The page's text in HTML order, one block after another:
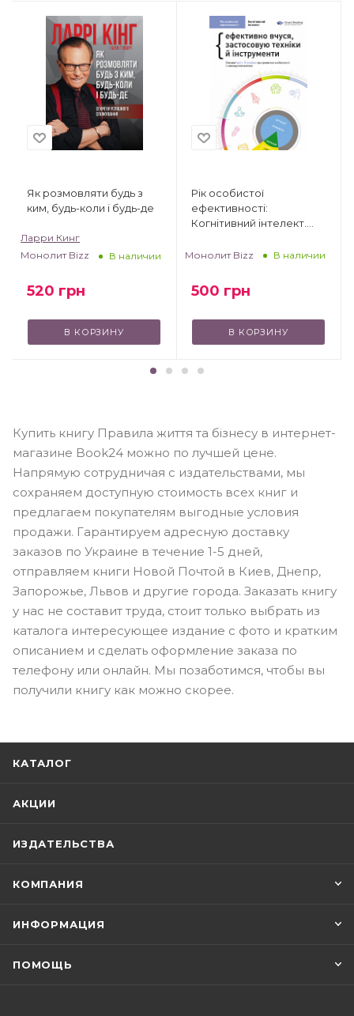
Як розмовляти будь з
ким, будь-коли і будь-де
Ларри Кинг
Монолит Bizz
В наличии
520 грн
В КОРЗИНУ
Рік особистої
ефективності:
Когнітивний інтелект.
Монолит Bizz В наличии
500 грн
В КОРЗИНУ
Купить книгу Правила життя та бізнесу в интернет-
магазине Book24 можно по лучшей цене.
Напрямую сотрудничая с издательствами, мы
сохраняем доступную стоимость всех книг и
предлагаем покупателям выгодные условия
продажи. Гарантируем адресную доставку
заказов по Украине в течение 1-5 дней,
отправляем книги Новой Почтой в Киев, Днепр,
Запорожье, Львов и другие города. Заказать книгу
у нас не составит труда, стоит только выбрать из
каталога интересующее издание с фото и кратким
описанием и сделать оформление заказа по
телефону или онлайн. Мы позаботимся, чтобы вы
получили книгу как можно скорее.
КАТАЛОГ
АКЦИИ
ИЗДАТЕЛЬСТВА
КОМПАНИЯ
ИНФОРМАЦИЯ
ПОМОЩЬ